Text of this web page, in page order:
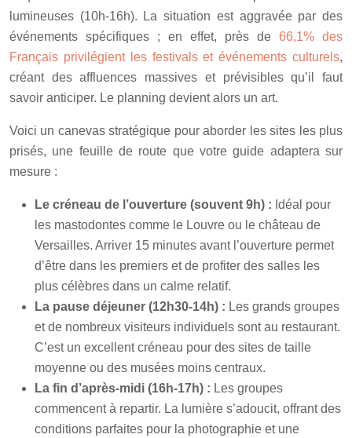
lumineuses (10h-16h). La situation est aggravée par des
événements spécifiques ; en effet, près de 66,1% des
Français privilégient les festivals et événements culturels,
créant des affluences massives et prévisibles qu’il faut
savoir anticiper. Le planning devient alors un art.
Voici un canevas stratégique pour aborder les sites les plus
prisés, une feuille de route que votre guide adaptera sur
mesure :
Le créneau de l’ouverture (souvent 9h) : Idéal pour
les mastodontes comme le Louvre ou le château de
Versailles. Arriver 15 minutes avant l’ouverture permet
d’être dans les premiers et de profiter des salles les
plus célèbres dans un calme relatif.
La pause déjeuner (12h30-14h) : Les grands groupes
et de nombreux visiteurs individuels sont au restaurant.
C’est un excellent créneau pour des sites de taille
moyenne ou des musées moins centraux.
La fin d’après-midi (16h-17h) : Les groupes
commencent à repartir. La lumière s’adoucit, offrant des
conditions parfaites pour la photographie et une